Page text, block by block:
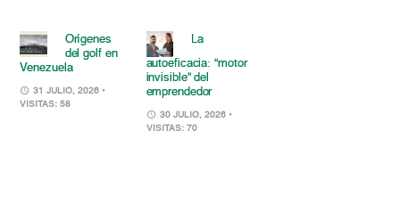
Orígenes
del golf en
Venezuela
31 JULIO, 2026 •
VISITAS: 58
La
autoeficacia: “motor
invisible” del
emprendedor
30 JULIO, 2026 •
VISITAS: 70